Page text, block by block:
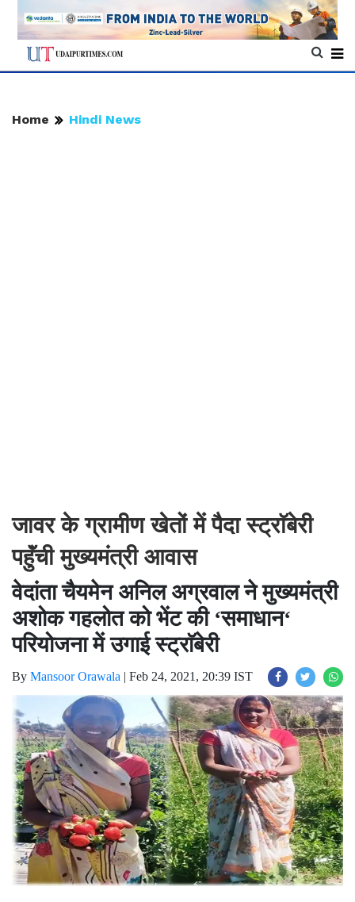
Home Hindi News
जावर के ग्रामीण खेतों में पैदा स्ट्राॅबेरी
पहुॅंची मुख्यमंत्री आवास
वेदांता चैयमेन अनिल अग्रवाल ने मुख्यमंत्री
अशोक गहलोत को भेंट की ‘समाधान‘
परियोजना में उगाई स्ट्राॅबेरी
By Mansoor Orawala | Feb 24, 2021, 20:39 IST